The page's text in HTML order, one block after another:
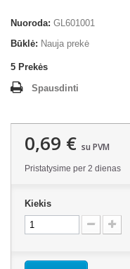
Nuoroda: GL601001
Būklė: Nauja prekė
5 Prekės
Spausdinti
0,69 € su PVM
Pristatysime per 2 dienas
Kiekis